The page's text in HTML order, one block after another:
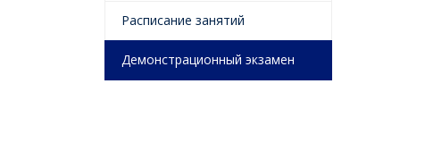
Расписание занятий
Демонстрационный экзамен